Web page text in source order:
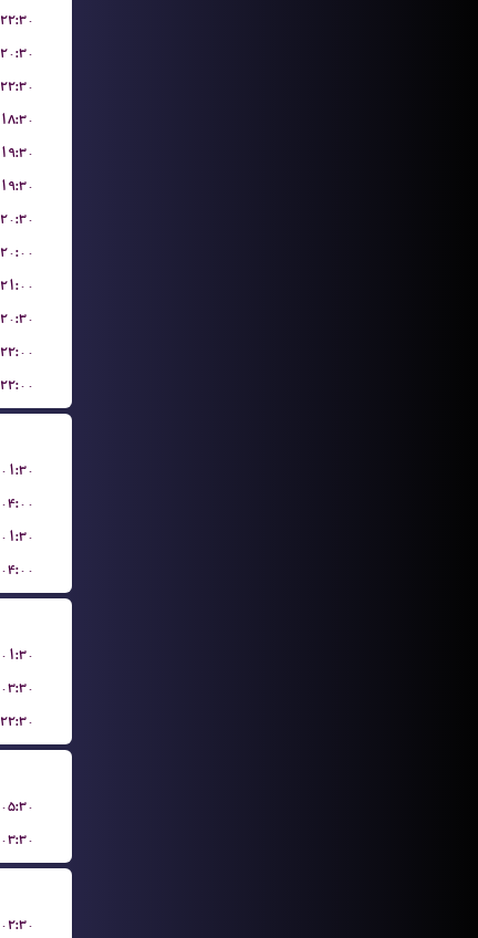
۲۲:۳۰
۲۰:۳۰
۲۲:۳۰
۱۸:۳۰
۱۹:۳۰
۱۹:۳۰
۲۰:۳۰
۲۰:۰۰
۲۱:۰۰
۲۰:۳۰
۲۲:۰۰
۲۲:۰۰
۰۱:۳۰
۰۴:۰۰
۰۱:۳۰
۰۴:۰۰
۰۱:۳۰
۰۳:۳۰
۲۲:۳۰
۰۵:۳۰
۰۳:۳۰
۰۲:۳۰